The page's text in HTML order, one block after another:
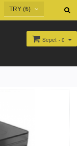
TRY (₺)
Sepet - 0